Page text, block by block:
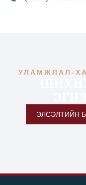
УЛАМЖЛАЛ-
ЭЛСЭЛТИЙН